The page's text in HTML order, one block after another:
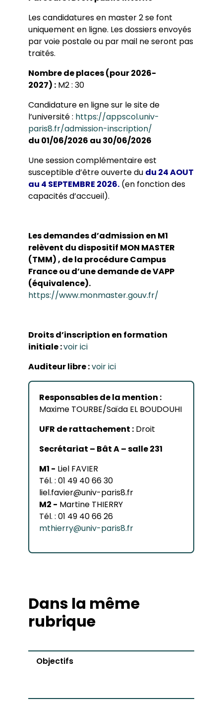
Programme européen ERASMUS
Système européen de transferts de crédits
Vie étudiante
Les élus étudiants du conseil d’UFR
Les associations étudiantes et le BDE
Sport
Actualités
Les candidatures en master 2 se font
uniquement en ligne. Les dossiers envoyés
par voie postale ou par mail ne seront pas
traités.
Nombre de places (pour 2026-
2027) :M2 : 30
Candidature en ligne sur le site de
l’université : https://appscol.univ-
paris8.fr/admission-inscription/
du 01/06/2026 au 30/06/2026
Une session complémentaire est
susceptible d’être ouverte du du 24 AOUT
au 4 SEPTEMBRE 2026.(en fonction des
capacités d’accueil).
Les demandes d’admission en M1
relèvent du dispositif MON MASTER
(TMM) , de la procédure Campus
France ou d’une demande de VAPP
(équivalence).
https://www.monmaster.gouv.fr/
Droits d’inscription en formation
initiale :voir ici
Auditeur libre :voir ici
Responsables de la mention :
Maxime TOURBE/Saïda EL BOUDOUHI
UFR de rattachement :Droit
Secrétariat – Bât A – salle 231
M1 - Liel FAVIER
Tél. : 01 49 40 66 30
liel.favier@univ-paris8.fr
M2 - Martine THIERRY
Tél. : 01 49 40 66 26
mthierry@univ-paris8.fr
Dans la même
rubrique
Objectifs